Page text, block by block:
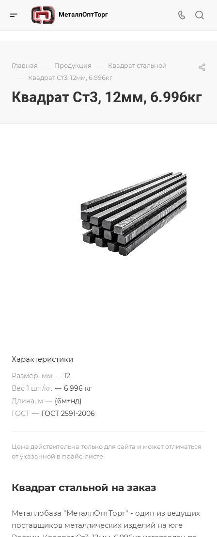
Главная — Продукция — Квадрат стальной
— Квадрат Ст3, 12мм, 6.996кг
Квадрат Ст3, 12мм, 6.996кг
Характеристики
Размер, мм — 12
Вес 1 шт./кг. — 6.996 кг
Длина, м — (6м+нд)
ГОСТ — ГОСТ 2591-2006
Цена действительна только для сайта и может отличаться
от указанной в прайс-листе
Квадрат стальной на заказ
Металлобаза "МеталлОптТорг" - один из ведущих
поставщиков металлических изделий на юге